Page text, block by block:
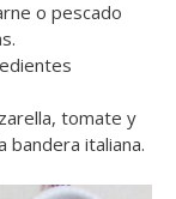
o pescado
tomate y
bandera italiana.